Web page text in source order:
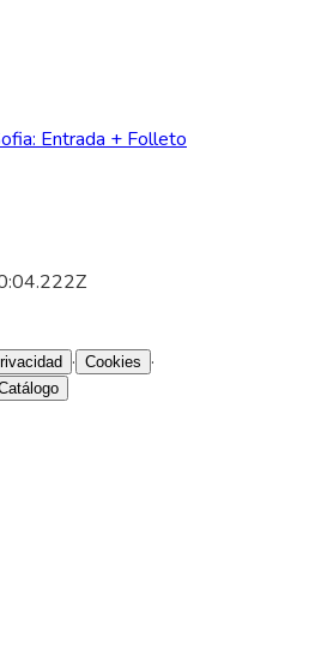
Entrada + Folleto
· Cookies ·